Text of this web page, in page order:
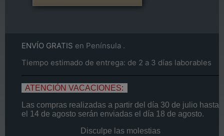
ENVÍO GRATIS en Península .
Tiempo estimado de entrega: de 2 a 3 días laborables
ATENCIÓN VACACIONES:
Las compras realizadas a partir del día 30 de julio hasta
el 14 de agosto serán enviadas el día 18 de agosto.
Disculpe las molestias